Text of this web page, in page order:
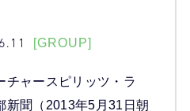
[GROUP]
チャースピリッツ・ラ
新聞（2013年5月31日朝